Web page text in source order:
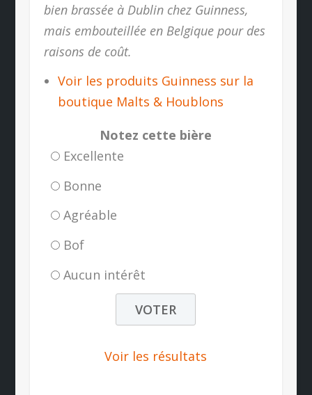
bien brassée à Dublin chez Guinness,
mais embouteillée en Belgique pour des
raisons de coût.
Voir les produits Guinness sur la
boutique Malts & Houblons
Notez cette bière
Excellente
Bonne
Agréable
Bof
Aucun intérêt
Voir les résultats